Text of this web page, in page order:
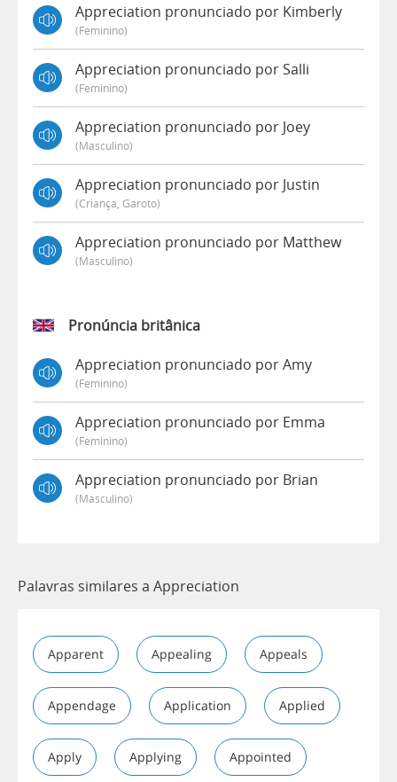
Appreciation pronunciado por Kimberly
(feminino)
Appreciation pronunciado por Salli
(feminino)
Appreciation pronunciado por Joey
(masculino)
Appreciation pronunciado por Justin
(criança, Garoto)
Appreciation pronunciado por Matthew
(masculino)
Pronúncia britânica
Appreciation pronunciado por Amy
(feminino)
Appreciation pronunciado por Emma
(feminino)
Appreciation pronunciado por Brian
(masculino)
Palavras similares a Appreciation
Apparent Appealing Appeals
Appendage Application Applied
Apply Applying Appointed